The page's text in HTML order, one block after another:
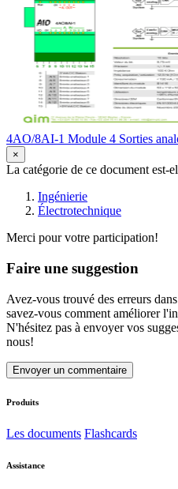
4AO/8AI-1 Module 4 Sorties
×
La catégorie de ce document est-
Ingénierie
Électrotechnique
Merci pour votre participation!
Faire une suggestion
Avez-vous trouvé des erreurs
savez-vous comment améliorer
N'hésitez pas à envoyer vos
nous!
Envoyer un commentaire
Produits
Les documents Flashcards
Assistance